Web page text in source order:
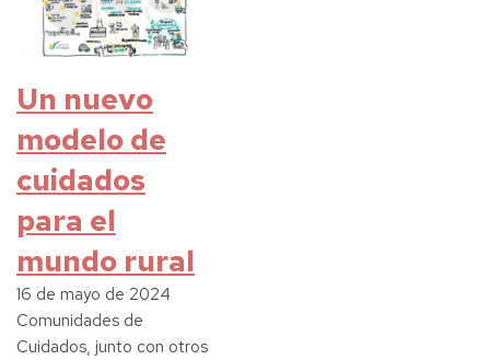
Un nuevo
modelo de
cuidados
para el
mundo rural
16 de mayo de 2024
Comunidades de
Cuidados, junto con otros